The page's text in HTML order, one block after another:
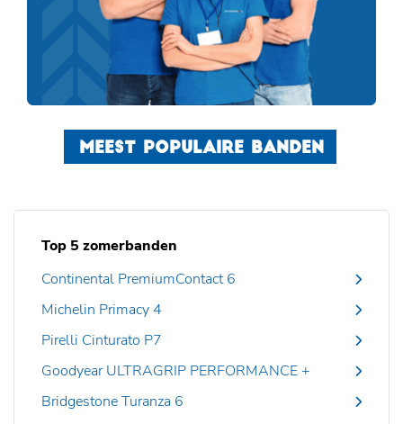
MEEST POPULAIRE BANDEN
Top 5 zomerbanden
Continental PremiumContact 6
Michelin Primacy 4
Pirelli Cinturato P7
Goodyear ULTRAGRIP PERFORMANCE +
Bridgestone Turanza 6